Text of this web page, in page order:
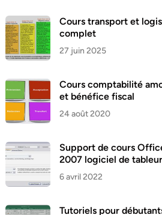
Cours transport et
complet
27 juin 2025
Cours comptabilité
et bénéfice fiscal
24 août 2020
Support de cours
2007 logiciel de tableur
6 avril 2022
Tutoriels pour